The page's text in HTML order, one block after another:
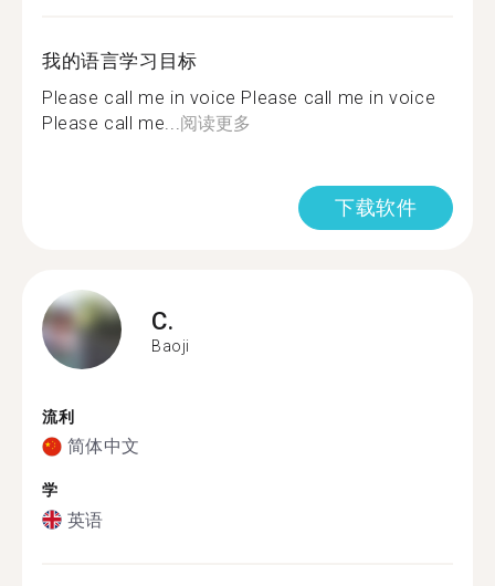
我的语言学习目标
Please call me in voice Please call me in voice
Please call me... 阅读更多
下载软件
C.
Baoji
流利
简体中文
学
英语